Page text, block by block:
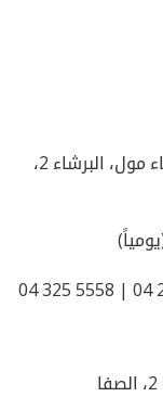
مكتب رقم 4، الطابق الأول، البرشاء مول، البرشاء 2،